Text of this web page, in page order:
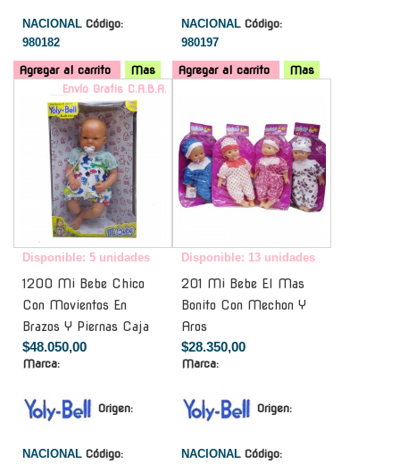
NACIONAL Código:
980182
Agregar al carrito Mas
NACIONAL Código:
980197
Agregar al carrito
Mas
Envío Gratis C.A.B.A.
Disponible: 5 unidades
1200 Mi Bebe Chico
Con Movientos En
Brazos Y Piernas Caja
$48.050,00
Marca:
Origen:
NACIONAL Código:
Disponible: 13 unidades
201 Mi Bebe El Mas
Bonito Con Mechon Y
Aros
$28.350,00
Marca:
Origen:
NACIONAL Código: